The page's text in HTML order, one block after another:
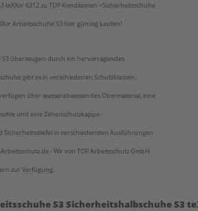
teXXor 6312 zu TOP Konditionen <Sicherheitsschuhe
Arbeitsschuhe S3 hier günstig kaufen!
S3 überzeugen durch ein hervorragendes
gibt es in verschiedenen Schutzklassen.
über wasserabweisendes Obermaterial, eine
und eine Zehenschutzkappe.
Sicherheitsstiefel in verschiedensten Ausführungen
- Wir von TOP Arbeitsschutz GmbH
zur Verfügung.
S3 Sicherheitshalbschuhe S3